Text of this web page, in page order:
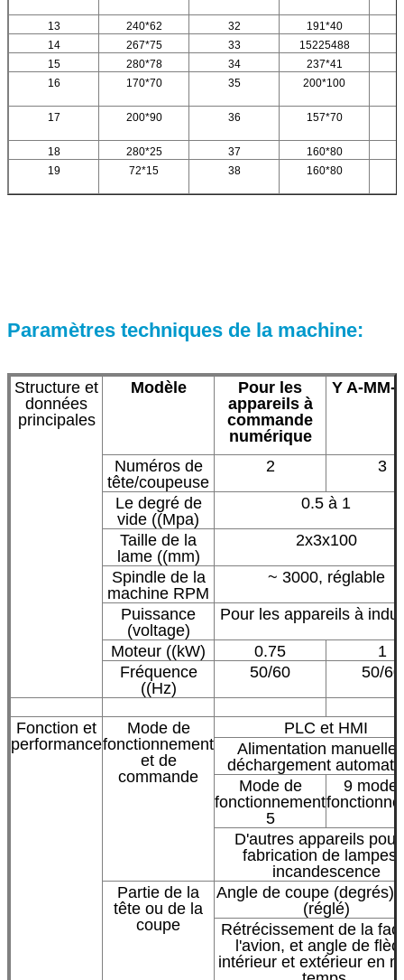
13 240*62 32
191*40
14
267*75 33
15225488
15
280*78 34
237*41
16
170*70 35 200*100
17 200*90 36 157*70
18 280*25 37
160*80
19
72*15 38 160*80
Paramètres techniques de la machine:
Structure et
données
principales
Modèle
Pour les
appareils à
commande
numérique
Y A-MM-
Numéros de
tête/coupeuse
2 3
Le degré de
vide ((Mpa)
0.5 à 1
Taille de la
lame ((mm)
2x3x100
Spindle de la
machine RPM
~ 3000, réglable
Puissance
(voltage)
Pour les appareils à
Moteur ((kW) 0.75
1
Fréquence
((Hz)
50/60 50/60
Fonction et
performance
Mode de
fonctionnement
et de
commande
PLC et HMI
Alimentation manuelle
déchargement
Mode de
fonctionnement
5
9 mode
D'autres appareils
fabrication de lampes
incandescence
Partie de la
tête ou de la
coupe
Angle de coupe (degrés):
(réglé)
Rétrécissement de la
l'avion, et angle de
intérieur et extérieur en